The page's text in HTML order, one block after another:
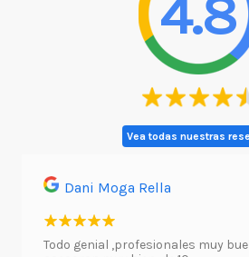
4.8
Vea todas nuestras
Dani Moga Rella
Todo genial ,profesionales muy